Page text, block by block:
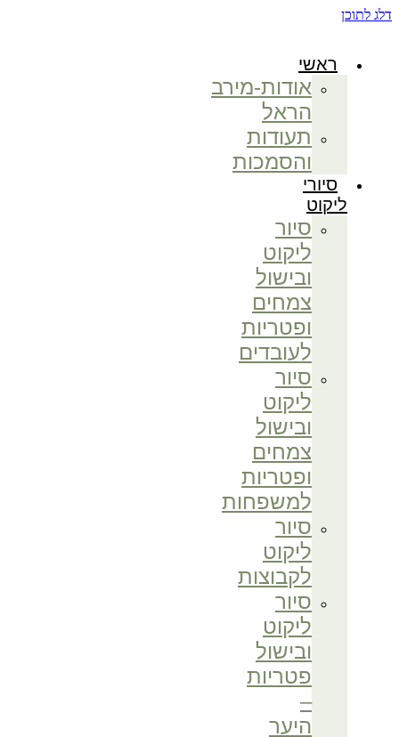
דלג לתוכן
ראשי
אודות-מירב
הראל
תעודות
והסמכות
סיורי
ליקוט
סיור
ליקוט
ובישול
צמחים
ופטריות
לעובדים
סיור
ליקוט
ובישול
צמחים
ופטריות
למשפחות
סיור
ליקוט
לקבוצות
סיור
ליקוט
ובישול
פטריות
–
היער